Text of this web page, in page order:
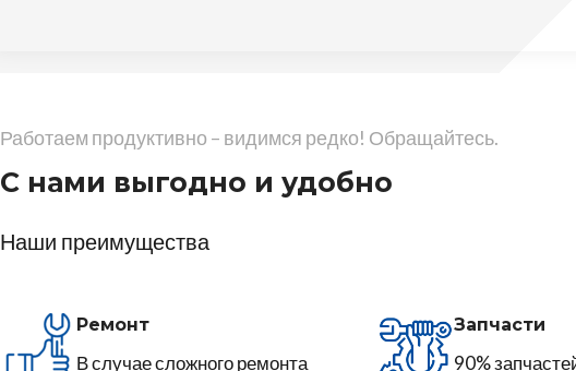
Работаем продуктивно – видимся редко! Обращайтесь.
С нами выгодно и удобно
Наши преимущества
Ремонт
В случае сложного ремонта
Запчасти
90%